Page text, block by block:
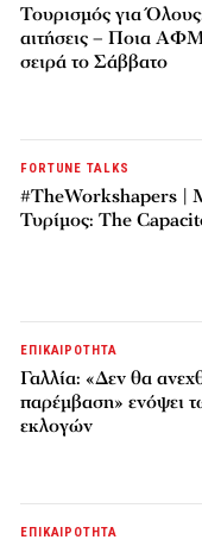
Τουρισμός για
αιτήσεις – Ποια
σειρά το Σάββατο
FORTUNE TALKS
#TheWorkshapers |
Τυρίμος: The
ΕΠΙΚΑΙΡΟΤΗΤΑ
Γαλλία: «Δεν θα
παρέμβαση» ενόψει
εκλογών
ΕΠΙΚΑΙΡΟΤΗΤΑ